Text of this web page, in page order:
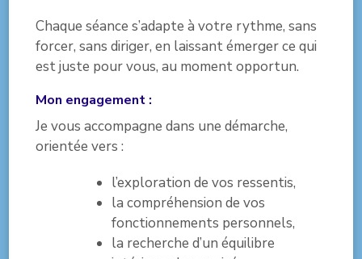
Chaque séance s’adapte à votre rythme, sans
forcer, sans diriger, en laissant émerger ce qui
est juste pour vous, au moment opportun.
Mon engagement :
Je vous accompagne dans une démarche,
orientée vers :
l’exploration de vos ressentis,
la compréhension de vos
fonctionnements personnels,
la recherche d’un équilibre